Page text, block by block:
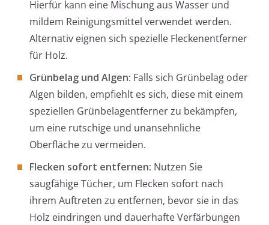
Hierfür kann eine Mischung aus Wasser und
mildem Reinigungsmittel verwendet werden.
Alternativ eignen sich spezielle Fleckenentferner
für Holz.
Grünbelag und Algen: Falls sich Grünbelag oder
Algen bilden, empfiehlt es sich, diese mit einem
speziellen Grünbelagentferner zu bekämpfen,
um eine rutschige und unansehnliche
Oberfläche zu vermeiden.
Flecken sofort entfernen: Nutzen Sie
saugfähige Tücher, um Flecken sofort nach
ihrem Auftreten zu entfernen, bevor sie in das
Holz eindringen und dauerhafte Verfärbungen